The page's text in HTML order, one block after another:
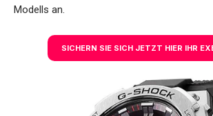
Modells an.
SICHERN SIE SICH JETZT HIER IHR